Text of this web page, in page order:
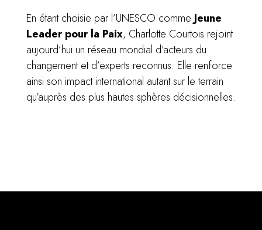
En étant choisie par l’UNESCO comme Jeune
Leader pour la Paix, Charlotte Courtois rejoint
aujourd’hui un réseau mondial d’acteurs du
changement et d’experts reconnus. Elle renforce
ainsi son impact international autant sur le terrain
qu’auprès des plus hautes sphères décisionnelles.